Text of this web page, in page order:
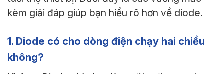
kèm giải đáp giúp bạn hiểu rõ hơn về diode.
1. Diode có cho dòng điện chạy hai chiều
không?